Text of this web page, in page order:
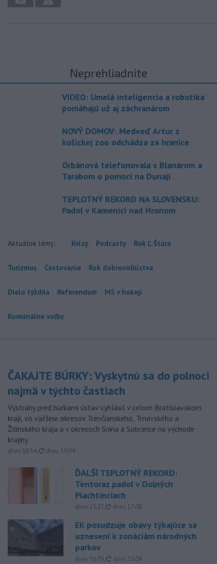
Neprehliadnite
VIDEO: Umelá inteligencia a robotika
pomáhajú už aj záchranárom
NOVÝ DOMOV: Medveď Artur z
košickej zoo odchádza za hranice
Orbánová telefonovala s Blanárom a
Tarabom o pomoci na Dunaji
TEPLOTNÝ REKORD NA SLOVENSKU:
Padol v Kamenici nad Hronom
Aktuálne témy: Kvízy Podcasty Rok Ľ.Štúra
Turizmus Cestovanie Rok dobrovoľníctva
Dielo týždňa Referendum MS v hokeji
Komunálne voľby
ČAKAJTE BÚRKY: Vyskytnú sa do polnoci
najmä v týchto častiach
Výstrahy pred búrkami ústav vyhlásil v celom Bratislavskom
kraji, vo väčšine okresov Trenčianskeho, Trnavského a
Žilinského kraja a v okresoch Snina a Sobrance na východe
krajiny.
dnes 18:54, aktualizované
dnes 19:09
ĎALŠÍ TEPLOTNÝ REKORD:
Tentoraz padol v Dolných
Plachtinciach
dnes 15:27, aktualizované
dnes 17:08
EK posudzuje obavy týkajúce sa
uznesení k zonáciám národných
parkov
dnes 16:35, aktualizované
dnes 16:38